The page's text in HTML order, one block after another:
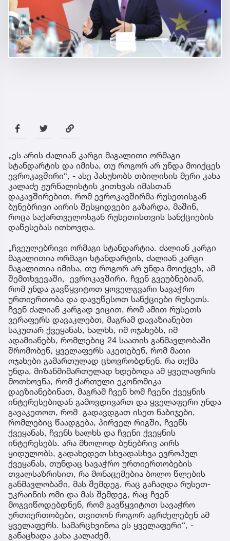
„ეს არის ძალიან კარგი მაგალითი ორმაგი
სტანდარტის და იმისა, თუ როგორ არ უნდა მოიქცეს
ევროკავშირი“, - ასე პასუხობს თბილისის მერი კახა
კალაძე ჟურნალისტის კითხვას იმასთან
დაკავშირებით, რომ ევროკავშირმა რუსეთისგან
ბუნებრივი აირის შესყიდვები გაზარდა, მაშინ,
როცა საქართველოსგან რუსეთისთვის სანქციების
დაწესებას ითხოვდა.
„ჩვეულებრივი ორმაგი სტანდარტია. ძალიან კარგი
მაგალითია ორმაგი სტანდარტის, ძალიან კარგი
მაგალითია იმისა, თუ როგორ არ უნდა მოიქცეს, ამ
შემთხვევაში, ევროკავშირი. ჩვენ გვეუბნებიან,
რომ უნდა გავწყვიტოთ ყოველგვარი სავაჭრო
ურთიერთობა და დავუწესოთ სანქციები რუსეთს.
ჩვენ ძალიან კარგად ვიცით, რომ ამით რუსეთს
ვერაფერს დავაკლებთ, მაგრამ დავაზიანებთ
საკუთარ ქვეყანას, ხალხს, იმ ოჯახებს, იმ
ადამიანებს, რომლებიც 24 საათის განმავლობაში
შრომობენ, ყველაფერს აკეთებენ, რომ მათი
ოჯახები გამართულად ცხოვრობდნენ. რა თქმა
უნდა, მიზანმიმართულად ხდებოდა ამ ყველაფრის
მოთხოვნა, რომ ქართული ეკონომიკა
დაეზიანებინათ, მაგრამ ჩვენ ხომ ჩვენი ქვეყნის
ინტერესებიდან გამოვდივართ და ყველაფერი უნდა
გავაკეთოთ, რომ გადავდგათ ისეთ ნაბიჯები,
რომლებიც წაადგება, პირველ რიგში, ჩვენს
ქვეყანას, ჩვენს ხალხს და ჩვენი ქვეყნის
ინტერესებს. არა მხოლოდ ბუნებრივ აირს
ყიდულობს, გადახედეთ სხვადასხვა ევროპულ
ქვეყანას, თუნდაც სავაჭრო ურთიერთობების
თვალსაზრისით, რა მონაცემებია ბოლო წლების
განმავლობაში, მას შემდეგ, რაც გაჩაღდა რუსეთ-
უკრაინის ომი და მას შემდეგ, რაც ჩვენ
მოგვიწოდებდნენ, რომ გავწყვიტოთ სავაჭრო
ურთიერთობები, თვითონ როგორ აგრძელებენ ამ
ყველაფერს. სამარცხვინოა ეს ყველაფერი“, -
განაცხადა კახა კალაძემ.